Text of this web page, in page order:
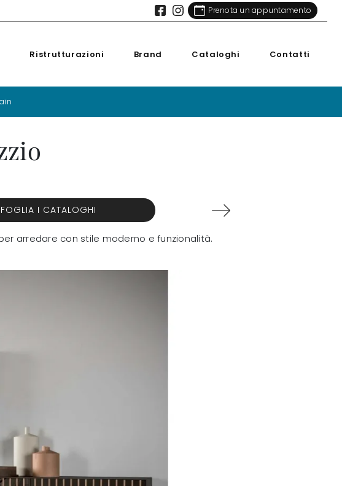
Prenota un appuntamento
Ristrutturazioni Brand Cataloghi Contatti
I CATALOGHI
arredare con stile moderno e funzionalità.